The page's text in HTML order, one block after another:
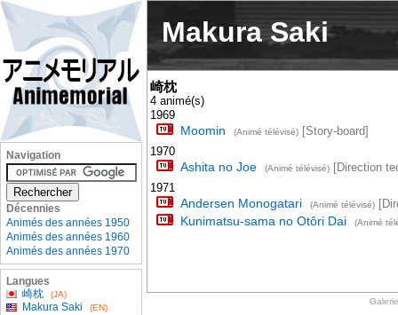
Makura Saki
崎枕
4 animé(s)
1969
Moomin (Animé télévisé)[Story-board]
1970
Ashita no Joe (Animé télévisé)[Direction
1971
Andersen Monogatari (Animé télévisé)
Kunimatsu-sama no Otôri Dai (Animé
Galerie
Navigation
Décennies
Animés des années 1950
Animés des années 1960
Animés des années 1970
Langues
崎枕
(JA)
Makura Saki (EN)